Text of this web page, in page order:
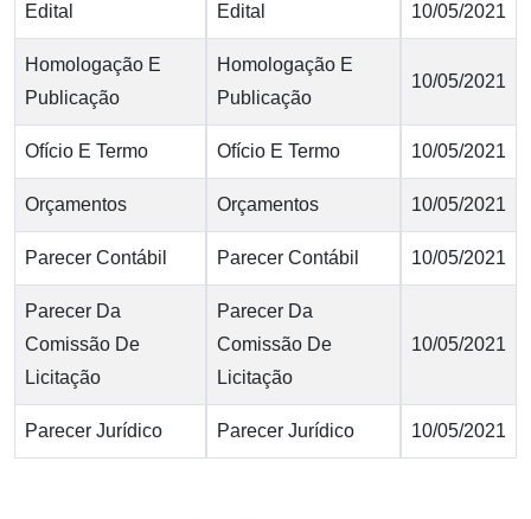
Edital Edital 10/05/2021
Homologação E
Publicação
Homologação E
Publicação
10/05/2021
Ofício E Termo Ofício E Termo 10/05/2021
Orçamentos Orçamentos 10/05/2021
Parecer Contábil Parecer Contábil 10/05/2021
Parecer Da
Comissão De
Licitação
Parecer Da
Comissão De
Licitação
10/05/2021
Parecer Jurídico Parecer Jurídico 10/05/2021